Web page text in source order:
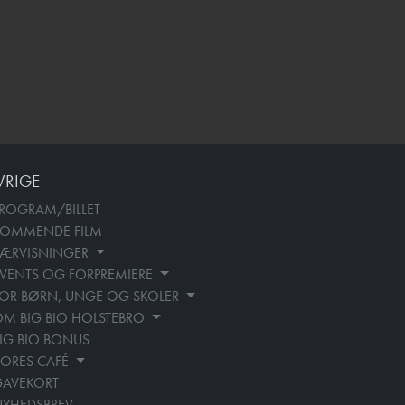
BILLET
FILM
OG FORPREMIERE
BØRN, UNGE OG SKOLER
BIG BIO HOLSTEBRO
BIO BONUS
CAFÉ